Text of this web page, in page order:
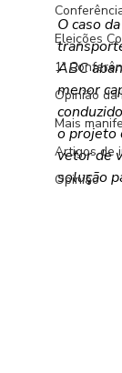
Eleições
1ª
Opinião da
Mais
Artigos de
Opinião
O caso
ABC
menor
o projeto
vetor de
solução